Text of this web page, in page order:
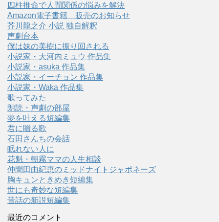
四柱推命で人間関係の悩みを解決
Amazon電子書籍 販売のお知らせ
芥川龍之介 小説 独自解釈
声劇台本
僕は妹の美樹に振り回される
小説家・大河内ミュウ 作品集
小説家・asuka 作品集
小説家・イーチョン 作品集
小説家・Waka 作品集
歌ってみた
朗読・声劇の部屋
夢を叶える短編集
君に贈る歌
石田さんちの会話
眠れない人に
花魁・朝霧ママの人生相談
仲間田由紀恵のミッドナイトジャポネーズ
胸キュンときめき短編集
世にも奇妙な短編集
昔話の新説短編集
最近のコメント